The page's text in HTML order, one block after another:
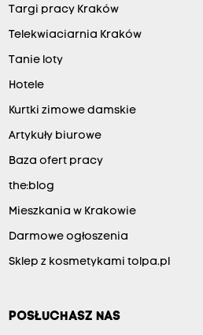
Targi pracy Kraków
Telekwiaciarnia Kraków
Tanie loty
Hotele
Kurtki zimowe damskie
Artykuły biurowe
Baza ofert pracy
the:blog
Mieszkania w Krakowie
Darmowe ogłoszenia
Sklep z kosmetykami tolpa.pl
POSŁUCHASZ NAS